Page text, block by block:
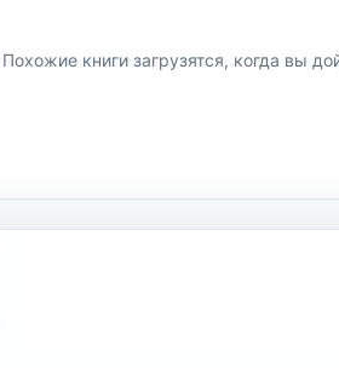
Похожие книги загрузятся, когда вы